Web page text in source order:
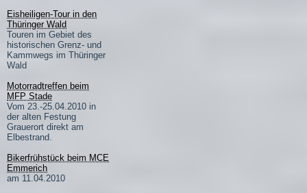
Eisheiligen-Tour in den
Thüringer Wald
Touren im Gebiet des
historischen Grenz- und
Kammwegs im Thüringer
Wald
Motorradtreffen beim
MFP Stade
Vom 23.-25.04.2010 in
der alten Festung
Grauerort direkt am
Elbestrand.
Bikerfrühstück beim MCE
Emmerich
am 11.04.2010